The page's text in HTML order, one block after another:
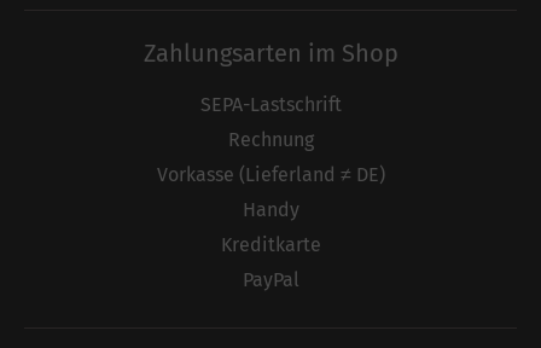
Zahlungsarten im Shop
SEPA-Lastschrift
Rechnung
Vorkasse (Lieferland ≠ DE)
Handy
Kreditkarte
PayPal